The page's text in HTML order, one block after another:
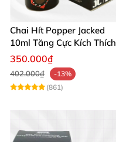
Chai Hít Popper Jacked
10ml Tăng Cực Kích Thích
Mạnh Mẽ
350.000₫
402.000₫
-13%
(861)